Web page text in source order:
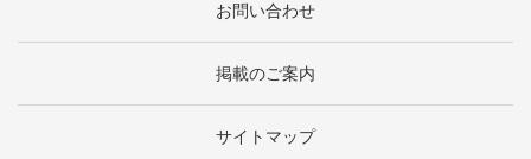
お問い合わせ
掲載のご案内
サイトマップ